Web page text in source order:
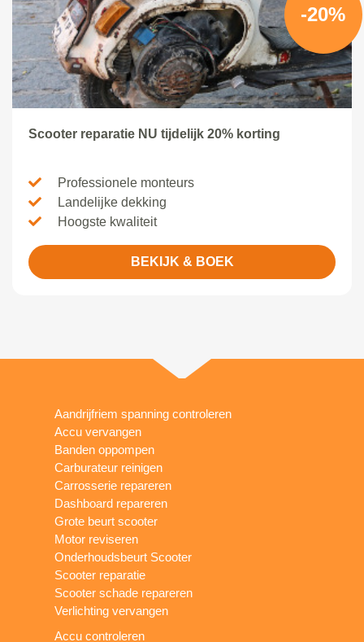
-20%
Scooter reparatie NU tijdelijk 20% korting
Professionele monteurs
Landelijke dekking
Hoogste kwaliteit
BEKIJK & BOEK
Aandrijfriem spanning controleren
Accu vervangen
Banden oppompen
Carburateur reinigen
Carrosserie repareren
Dashboard repareren
Grote beurt scooter
Motor reviseren
Onderhoudsbeurt Scooter
Scooter reparatie
Scooter schade repareren
Verlichting vervangen
Accu controleren